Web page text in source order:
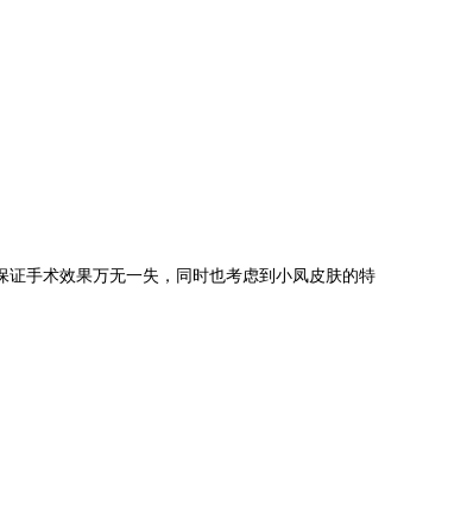
手术效果万无一失，同时也考虑到小凤皮肤的特